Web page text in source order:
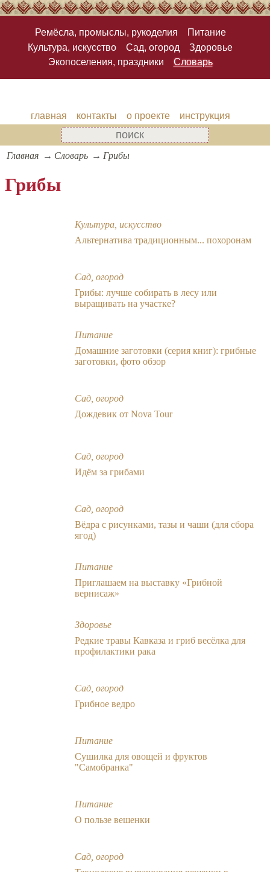
Ремёсла, промыслы, рукоделия
Питание
Культура, искусство
Сад, огород
Здоровье
Экопоселения, праздники
Словарь
главная контакты о проекте инструкция
Главная Словарь Грибы
Грибы
Культура, искусство
Альтернатива традиционным... похоронам
Сад, огород
Грибы: лучше собирать в лесу или
выращивать на участке?
Питание
Домашние заготовки (серия книг): грибные
заготовки, фото обзор
Сад, огород
Дождевик от Nova Tour
Сад, огород
Идём за грибами
Сад, огород
Вёдра с рисунками, тазы и чаши (для сбора
ягод)
Питание
Приглашаем на выставку «Грибной
вернисаж»
Здоровье
Редкие травы Кавказа и гриб весёлка для
профилактики рака
Сад, огород
Грибное ведро
Питание
Сушилка для овощей и фруктов
"Самобранка"
Питание
О пользе вешенки
Сад, огород